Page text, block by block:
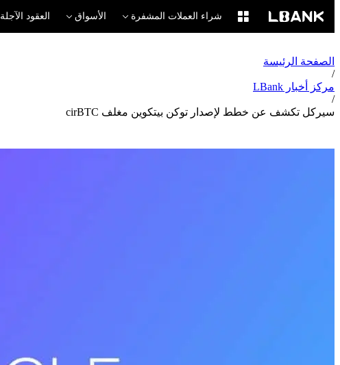
شراء العملات المشفرة الأسواق العقود الآجلة
الصفحة الرئيسة
/
مركز أخبار LBank
/
سيركل تكشف عن خطط لإصدار توكن بيتكوين مغلف cirBTC